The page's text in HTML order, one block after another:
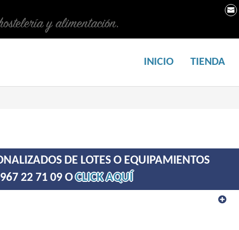
y alimentación.
INICIO TIENDA
DE LOTES O EQUIPAMIENTOS
22 71 09 OCLICK AQUÍ